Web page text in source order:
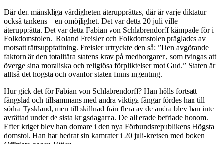
Där den mänskliga värdigheten återupprättas, där är varje diktatur –
också tankens – en omöjlighet. Det var detta 20 juli ville
återupprätta. Det var detta Fabian von Schlabrendorff kämpade för i
Folkdomstolen. Roland Freisler och Folkdomstolen präglades av
motsatt rättsuppfattning. Freisler uttryckte den så: ”Den avgörande
faktorn är den totalitära statens krav på medborgaren, som tvingas att
överge sina moraliska och religiösa förpliktelser mot Gud.” Staten är
alltså det högsta och ovanför staten finns ingenting.
Hur gick det för Fabian von Schlabrendorff? Han hölls fortsatt
fängslad och tillsammans med andra viktiga fångar fördes han till
södra Tyskland, men till skillnad från flera av de andra blev han inte
avrättad under de sista krigsdagarna. De allierade befriade honom.
Efter kriget blev han domare i den nya Förbundsrepublikens Högsta
domstol. Han har hedrat sin kamrater i 20 juli-kretsen med boken